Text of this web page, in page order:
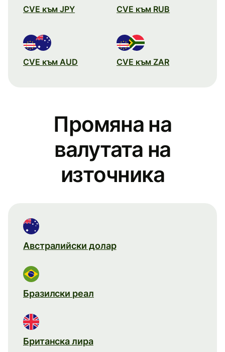
CVE към JPY CVE към RUB
CVE към AUD CVE към ZAR
Промяна на
валутата на
източника
Австралийски долар
Бразилски реал
Британска лира